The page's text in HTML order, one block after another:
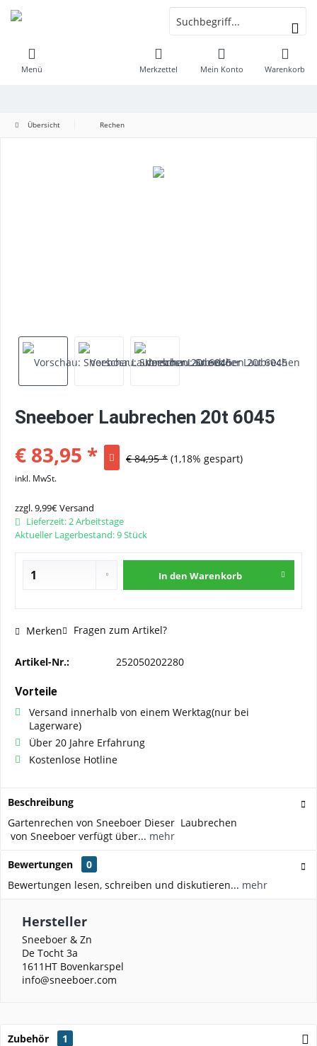
Menü Warenkorb
Merkzettel Mein Konto
Übersicht Rechen
Sneeboer Laubrechen 20t 6045
€ 83,95 * € 84,95 * (1,18% gespart)
inkl. MwSt.
zzgl. 9,99€ Versand
Lieferzeit: 2 Arbeitstage
Aktueller Lagerbestand: 9 Stück
In den Warenkorb
Merken Fragen zum Artikel?
Artikel-Nr.: 252050202280
Vorteile
Versand innerhalb von einem Werktag(nur bei
Lagerware)
Über 20 Jahre Erfahrung
Kostenlose Hotline
Beschreibung
Gartenrechen von Sneeboer Dieser Laubrechen
von Sneeboer verfügt über... mehr
Bewertungen
0
Bewertungen lesen, schreiben und diskutieren... mehr
Hersteller
Sneeboer & Zn
De Tocht 3a
1611HT Bovenkarspel
info@sneeboer.com
Zubehör 1